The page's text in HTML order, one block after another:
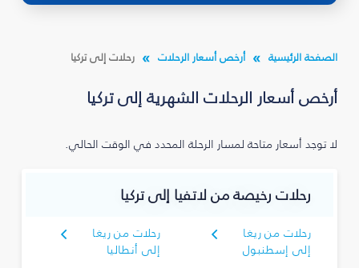
الصفحة الرئيسية أرخص أسعار الرحلات رحلات إلى تركيا
أرخص أسعار الرحلات الشهرية إلى تركيا
لا توجد أسعار متاحة لمسار الرحلة المحدد في الوقت الحالي.
رحلات رخيصة من لاتفيا إلى تركيا
رحلات من ريغا
إلى إسطنبول
رحلات من ريغا
إلى أنطاليا